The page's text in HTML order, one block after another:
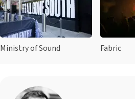
Ministry of Sound Fabric